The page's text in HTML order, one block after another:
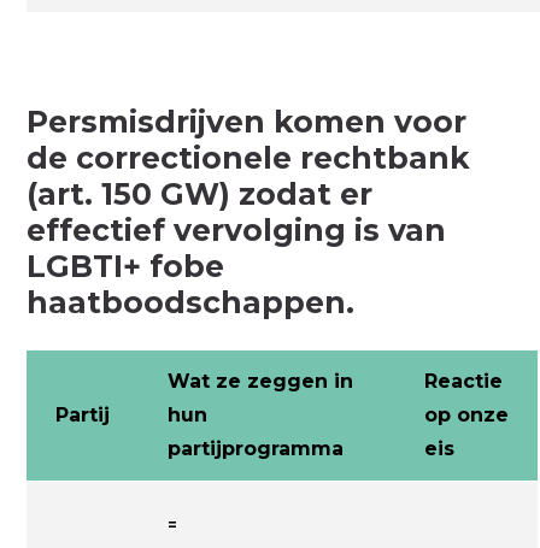
Persmisdrijven komen voor
de correctionele rechtbank
(art. 150 GW) zodat er
effectief vervolging is van
LGBTI+ fobe
haatboodschappen.
Partij
Wat ze zeggen in
hun
partijprogramma
Reactie
op onze
eis
=